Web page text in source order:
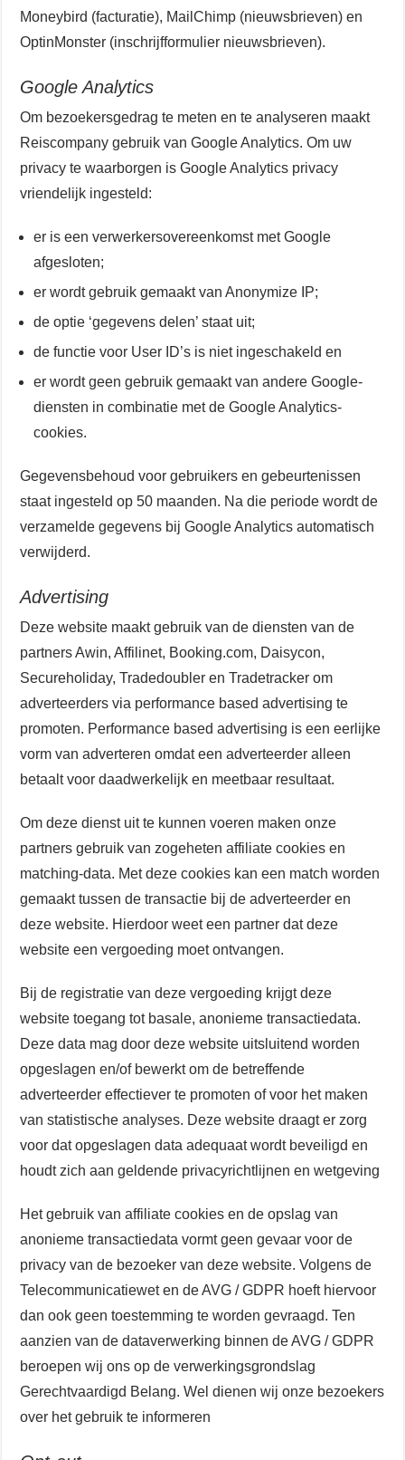
Moneybird (facturatie), MailChimp (nieuwsbrieven) en
OptinMonster (inschrijfformulier nieuwsbrieven).
Google Analytics
Om bezoekersgedrag te meten en te analyseren maakt
Reiscompany gebruik van Google Analytics. Om uw
privacy te waarborgen is Google Analytics privacy
vriendelijk ingesteld:
er is een verwerkersovereenkomst met Google
afgesloten;
er wordt gebruik gemaakt van Anonymize IP;
de optie ‘gegevens delen’ staat uit;
de functie voor User ID’s is niet ingeschakeld en
er wordt geen gebruik gemaakt van andere Google-
diensten in combinatie met de Google Analytics-
cookies.
Gegevensbehoud voor gebruikers en gebeurtenissen
staat ingesteld op 50 maanden. Na die periode wordt de
verzamelde gegevens bij Google Analytics automatisch
verwijderd.
Advertising
Deze website maakt gebruik van de diensten van de
partners Awin, Affilinet, Booking.com, Daisycon,
Secureholiday, Tradedoubler en Tradetracker om
adverteerders via performance based advertising te
promoten. Performance based advertising is een eerlijke
vorm van adverteren omdat een adverteerder alleen
betaalt voor daadwerkelijk en meetbaar resultaat.
Om deze dienst uit te kunnen voeren maken onze
partners gebruik van zogeheten affiliate cookies en
matching-data. Met deze cookies kan een match worden
gemaakt tussen de transactie bij de adverteerder en
deze website. Hierdoor weet een partner dat deze
website een vergoeding moet ontvangen.
Bij de registratie van deze vergoeding krijgt deze
website toegang tot basale, anonieme transactiedata.
Deze data mag door deze website uitsluitend worden
opgeslagen en/of bewerkt om de betreffende
adverteerder effectiever te promoten of voor het maken
van statistische analyses. Deze website draagt er zorg
voor dat opgeslagen data adequaat wordt beveiligd en
houdt zich aan geldende privacyrichtlijnen en wetgeving
Het gebruik van affiliate cookies en de opslag van
anonieme transactiedata vormt geen gevaar voor de
privacy van de bezoeker van deze website. Volgens de
Telecommunicatiewet en de AVG / GDPR hoeft hiervoor
dan ook geen toestemming te worden gevraagd. Ten
aanzien van de dataverwerking binnen de AVG / GDPR
beroepen wij ons op de verwerkingsgrondslag
Gerechtvaardigd Belang. Wel dienen wij onze bezoekers
over het gebruik te informeren